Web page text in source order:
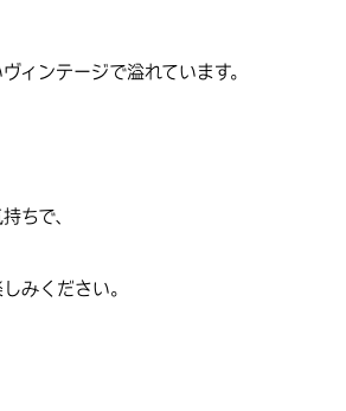
ィンテージで溢れています。
ちで、
みください。